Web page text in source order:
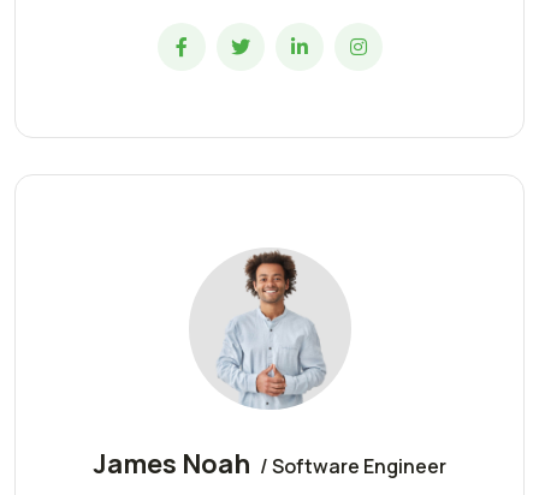
James Noah / Software Engineer